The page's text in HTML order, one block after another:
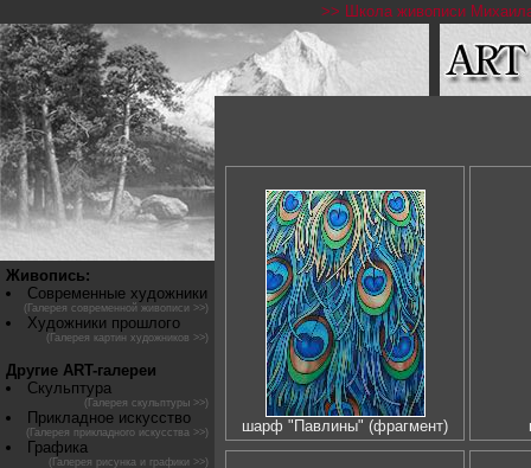
>> Школа живописи
Живопись:
Современные художники
(Галерея современной живописи >>)
Художники прошлого
(Галерея картин художников >>)
Другие ART-галереи
Скульптура
(Галерея скульптуры >>)
Прикладное искусство
(Галерея прикладного искусства >>)
Графика
(Галерея рисунка и графики >>)
шарф "Павлины" (фрагмент)